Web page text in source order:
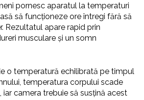
pornesc aparatul la temperaturi
să funcționeze ore întregi fără să
Rezultatul apare rapid prin
musculare și un somn
o temperatură echilibrată pe timpul
temperatura corpului scade
iar camera trebuie să susțină acest